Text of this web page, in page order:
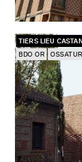
TIERS LIEU
BDO OR